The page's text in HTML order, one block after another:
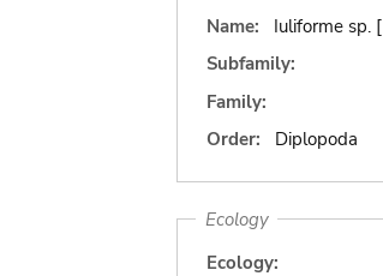
Name:
Iuliforme sp. [
Subfamily:
Family:
Order:
Diplopoda
Ecology
Ecology: